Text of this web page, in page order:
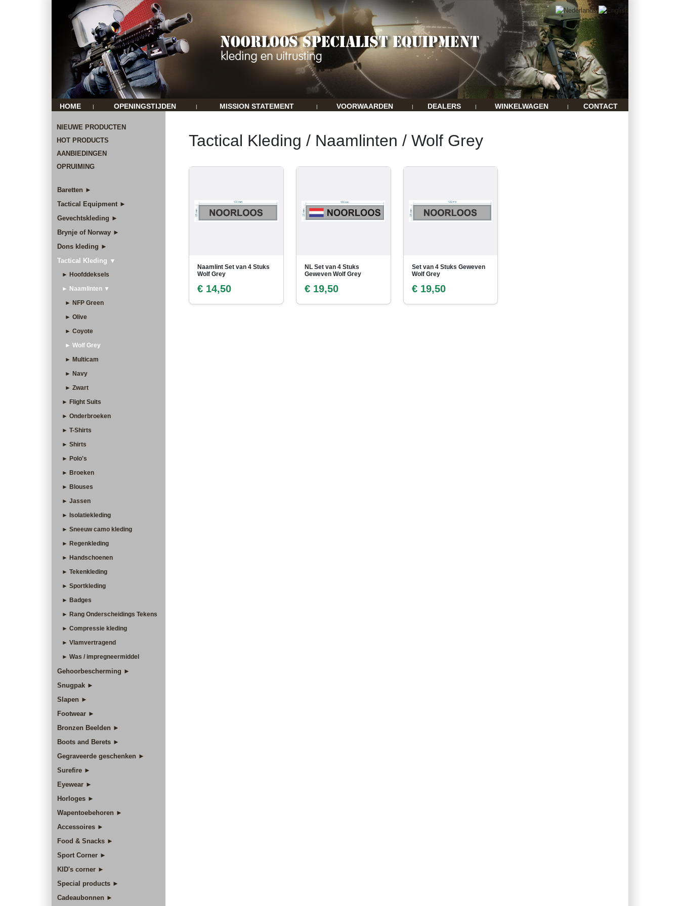
HOME | OPENINGSTIJDEN | MISSION STATEMENT | VOORWAARDEN | DEALERS | WINKELWAGEN | CONTACT
NIEUWE PRODUCTEN
HOT PRODUCTS
AANBIEDINGEN
OPRUIMING
Baretten ►
Tactical Equipment ►
Gevechtskleding ►
Brynje of Norway ►
Dons kleding ►
Tactical Kleding ▼
► Hoofddeksels
► Naamlinten ▼
► NFP Green
► Olive
► Coyote
► Wolf Grey
► Multicam
► Navy
► Zwart
► Flight Suits
► Onderbroeken
► T-Shirts
► Shirts
► Polo's
► Broeken
► Blouses
► Jassen
► Isolatiekleding
► Sneeuw camo kleding
► Regenkleding
► Handschoenen
► Tekenkleding
► Sportkleding
► Badges
► Rang Onderscheidings Tekens
► Compressie kleding
► Vlamvertragend
► Was / impregneermiddel
Gehoorbescherming ►
Snugpak ►
Slapen ►
Footwear ►
Bronzen Beelden ►
Boots and Berets ►
Gegraveerde geschenken ►
Surefire ►
Eyewear ►
Horloges ►
Wapentoebehoren ►
Accessoires ►
Food & Snacks ►
Sport Corner ►
KID's corner ►
Special products ►
Cadeaubonnen ►
Tactical Kleding / Naamlinten / Wolf Grey
Naamlint Set van 4 Stuks
Wolf Grey
€ 14,50
NL Set van 4 Stuks
Geweven Wolf Grey
€ 19,50
Set van 4 Stuks Geweven
Wolf Grey
€ 19,50